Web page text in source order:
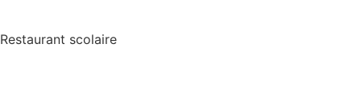
Restaurant scolaire